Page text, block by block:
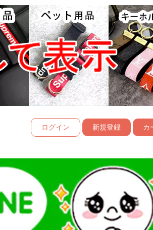
ログイン 新規登録 カ